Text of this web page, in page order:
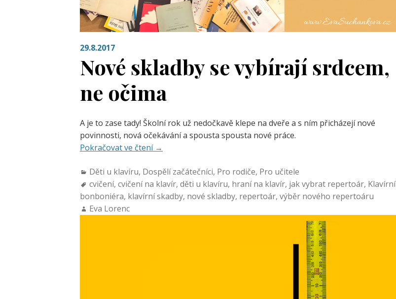
29.8.2017
Nové skladby se vybírají srdcem,
ne očima
A je to zase tady! Školní rok už nedočkavě klepe na dveře a s ním přicházejí nové
povinnosti, nová očekávání a spousta spousta nové práce.
Pokračovat ve čtení →
Děti u klavíru, Dospělí začátečníci, Pro rodiče, Pro učitele
cvičení, cvičení na klavír, děti u klavíru, hraní na klavír, jak vybrat repertoár, Klavírní
bonboniéra, klavírní skadby, nové skladby, repertoár, výběr nového repertoáru
Eva Lorenc